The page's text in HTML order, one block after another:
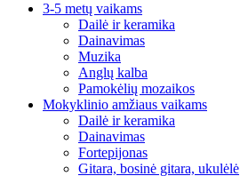
3-5 metų vaikams
Dailė ir keramika
Dainavimas
Muzika
Anglų kalba
Pamokėlių mozaikos
Mokyklinio amžiaus vaikams
Dailė ir keramika
Dainavimas
Fortepijonas
Gitara, bosinė gitara, ukulėlė